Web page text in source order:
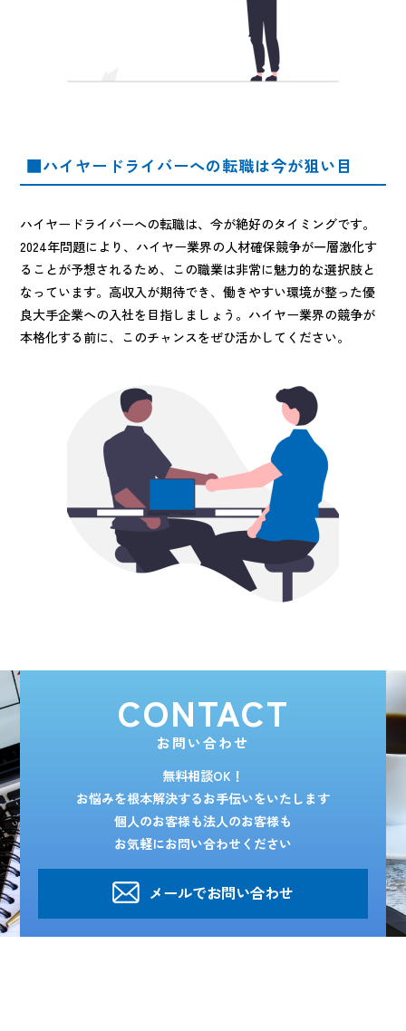
■ハイヤードライバーへの転職は今が狙い目
ハイヤードライバーへの転職は、今が絶好のタイミングです。
2024年問題により、ハイヤー業界の人材確保競争が一層激化す
ることが予想されるため、この職業は非常に魅力的な選択肢と
なっています。高収入が期待でき、働きやすい環境が整った優
良大手企業への入社を目指しましょう。ハイヤー業界の競争が
本格化する前に、このチャンスをぜひ活かしてください。
CONTACT
お問い合わせ
無料相談OK！
お悩みを根本解決するお手伝いをいたします
個人のお客様も法人のお客様も
お気軽にお問い合わせください
メールでお問い合わせ